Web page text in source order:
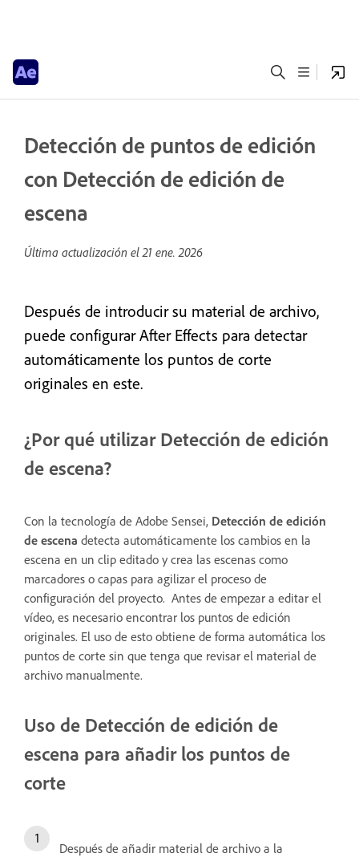
Detección de puntos de edición
con Detección de edición de
escena
Última actualización el21 ene. 2026
Después de introducir su material de archivo,
puede configurar After Effects para detectar
automáticamente los puntos de corte
originales en este.
¿Por qué utilizar Detección de edición
de escena?
Con la tecnología de Adobe Sensei, Detección de edición
de escena detecta automáticamente los cambios en la
escena en un clip editado y crea las escenas como
marcadores o capas para agilizar el proceso de
configuración del proyecto. Antes de empezar a editar el
vídeo, es necesario encontrar los puntos de edición
originales. El uso de esto obtiene de forma automática los
puntos de corte sin que tenga que revisar el material de
archivo manualmente.
Uso de Detección de edición de
escena para añadir los puntos de
corte
Después de añadir material de archivo a la